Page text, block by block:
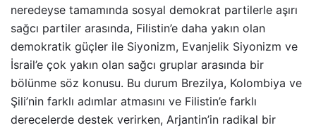
neredeyse tamamında sosyal demokrat partilerle aşırı
sağcı partiler arasında, Filistin’e daha yakın olan
demokratik güçler ile Siyonizm, Evanjelik Siyonizm ve
İsrail’e çok yakın olan sağcı gruplar arasında bir
bölünme söz konusu. Bu durum Brezilya, Kolombiya ve
Şili’nin farklı adımlar atmasını ve Filistin’e farklı
derecelerde destek verirken, Arjantin’in radikal bir